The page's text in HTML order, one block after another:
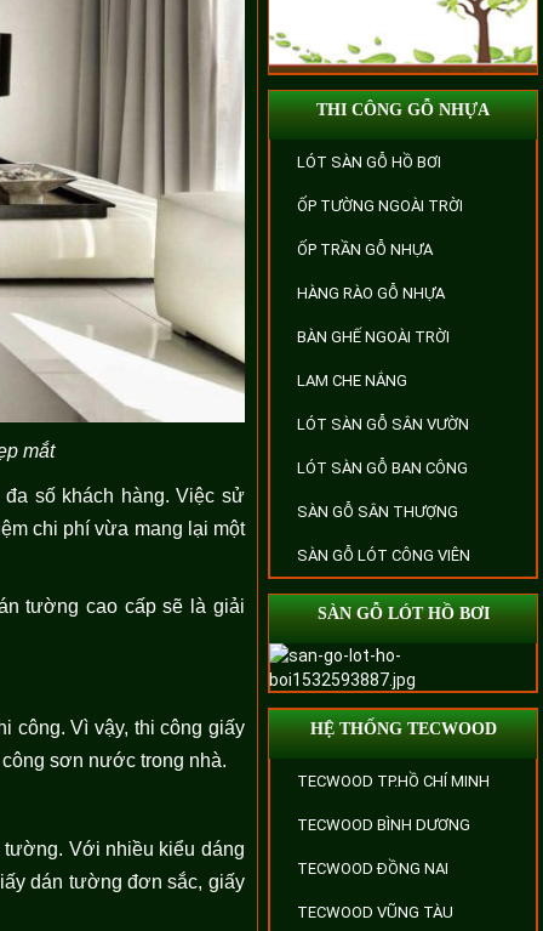
mắt
số khách hàng. Việc sử
chi phí vừa mang lại một
tường cao cấp sẽ là giải
công. Vì vậy, thi công giấy
sơn nước trong nhà.
tường. Với nhiều kiểu dáng
dán tường đơn sắc, giấy
THI CÔNG GỖ NHỰA
LÓT SÀN GỖ HỒ BƠI
ỐP TƯỜNG NGOÀI TRỜI
ỐP TRẦN GỖ NHỰA
HÀNG RÀO GỖ NHỰA
BÀN GHẾ NGOÀI TRỜI
LAM CHE NẮNG
LÓT SÀN GỖ SÂN VƯỜN
LÓT SÀN GỖ BAN CÔNG
SÀN GỖ SÂN THƯỢNG
SÀN GỖ LÓT CÔNG VIÊN
SÀN GỖ LÓT HỒ BƠI
HỆ THỐNG TECWOOD
TECWOOD TP.HỒ CHÍ MINH
TECWOOD BÌNH DƯƠNG
TECWOOD ĐỒNG NAI
TECWOOD VŨNG TÀU